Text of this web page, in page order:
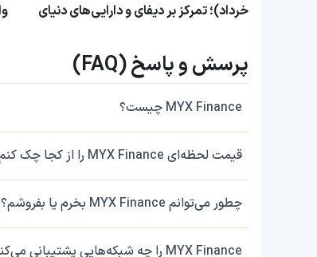
خرداد)؛ تمرکز بر دیفای و دارایی‌های دنیای
پرسش و پاسخ (FAQ)
MYX Finance چیست؟
قیمت لحظه‌ای MYX Finance را از کجا چک کنم؟
چطور می‌توانم MYX Finance بخرم یا بفروشم؟
MYX Finance را چه شبکه‌هایی پشتیبانی می‌کند؟